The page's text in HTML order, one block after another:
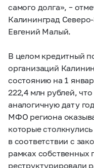
самого долга», –
Калининград
Евгений Малый.
В целом кредитный
организаций
состоянию на 1
222,4 млн рублей,
аналогичную дату
МФО региона
которые
в соответствии с
рамках собственных
реструктурировали